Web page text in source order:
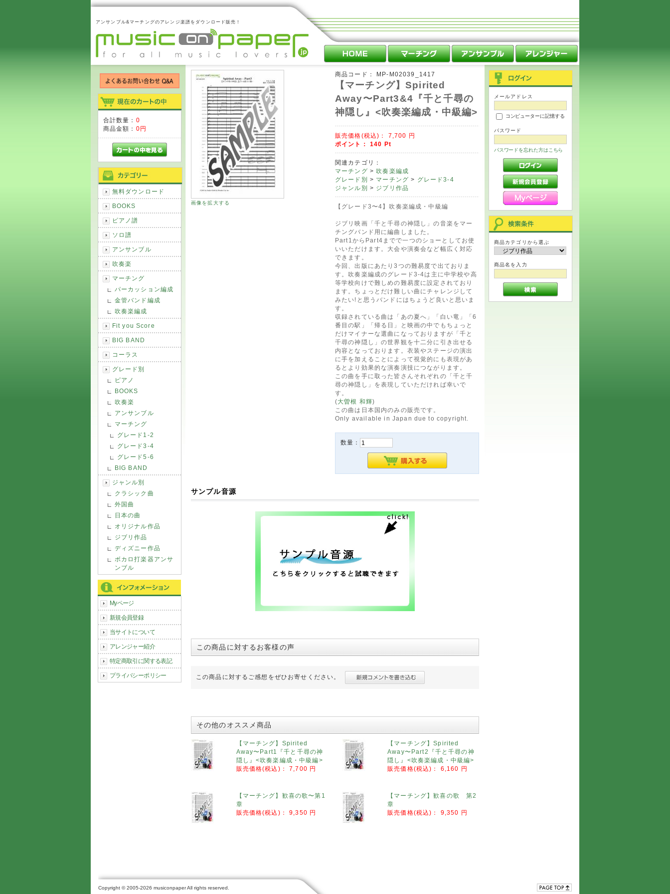
アンサンブル&マーチングのアレンジ楽譜をダウンロード販売！
合計数量： 0
商品金額： 0円
無料ダウンロード
BOOKS
ピアノ譜
ソロ譜
アンサンブル
吹奏楽
マーチング
パーカッション編成
金管バンド編成
吹奏楽編成
Fit you Score
BIG BAND
コーラス
グレード別
ピアノ
BOOKS
吹奏楽
アンサンブル
マーチング
グレード1-2
グレード3-4
グレード5-6
BIG BAND
ジャンル別
クラシック曲
外国曲
日本の曲
オリジナル作品
ジブリ作品
ディズニー作品
ボカロ打楽器アンサ
ンブル
Myページ
新規会員登録
当サイトについて
アレンジャー紹介
特定商取引に関する表記
プライバシーポリシー
画像を拡大する
商品コード： MP-M02039_1417
【マーチング】Spirited
Away〜Part3&4『千と千尋の
神隠し』<吹奏楽編成・中級編>
販売価格(税込)： 7,700 円
ポイント： 140 Pt
関連カテゴリ：
マーチング >吹奏楽編成
グレード別 > マーチング > グレード3-4
ジャンル別 > ジブリ作品
【グレード3〜4】吹奏楽編成・中級編
ジブリ映画「千と千尋の神隠し」の音楽をマー
チングバンド用に編曲しました。
Part1からPart4までで一つのショーとしてお使
いいただけます。大会や演奏会など幅広く対応
できます。
今回、出版にあたり3つの難易度で出ておりま
す。吹奏楽編成のグレード3-4は主に中学校や高
等学校向けで難しめの難易度に設定されており
ます。ちょっとだけ難しい曲にチャレンジして
みたい!と思うバンドにはちょうど良いと思いま
す。
収録されている曲は「あの夏へ」「白い竜」「6
番目の駅」「帰る日」と映画の中でもちょっと
だけマイナーな選曲になっておりますが「千と
千尋の神隠し」の世界観を十二分に引き出せる
内容となっております。衣装やステージの演出
に手を加えることによって視覚的にも表現があ
るとより効果的な演奏演技につながります。
この曲を手に取った皆さんそれぞれの「千と千
尋の神隠し」を表現していただければ幸いで
す。
(大曽根 和輝)
この曲は日本国内のみの販売です。
Only available in Japan due to copyright.
数量：
サンプル音源
この商品に対するお客様の声
この商品に対するご感想をぜひお寄せください。
その他のオススメ商品
【マーチング】Spirited
Away〜Part1『千と千尋の神
隠し』<吹奏楽編成・中級編>
販売価格(税込)：
7,700 円
【マーチング】Spirited
Away〜Part2『千と千尋の神
隠し』<吹奏楽編成・中級編>
販売価格(税込)：
6,160 円
【マーチング】歓喜の歌〜第1
章
販売価格(税込)：
9,350 円
【マーチング】歓喜の歌 第2
章
販売価格(税込)：
9,350 円
メールアドレス
コンピューターに記憶する
パスワード
パスワードを忘れた方はこちら
商品カテゴリから選ぶ
商品名を入力
Copyright © 2005-2026 musiconpaper All rights reserved.